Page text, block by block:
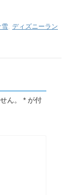
雪 ディズニーラン
ん。 * が付